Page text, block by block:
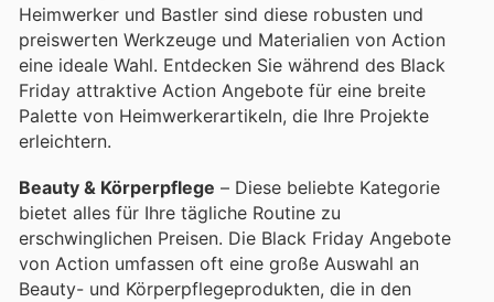
Heimwerker und Bastler sind diese robusten und
preiswerten Werkzeuge und Materialien von Action
eine ideale Wahl. Entdecken Sie während des Black
Friday attraktive Action Angebote für eine breite
Palette von Heimwerkerartikeln, die Ihre Projekte
erleichtern.
Beauty & Körperpflege – Diese beliebte Kategorie
bietet alles für Ihre tägliche Routine zu
erschwinglichen Preisen. Die Black Friday Angebote
von Action umfassen oft eine große Auswahl an
Beauty- und Körperpflegeprodukten, die in den